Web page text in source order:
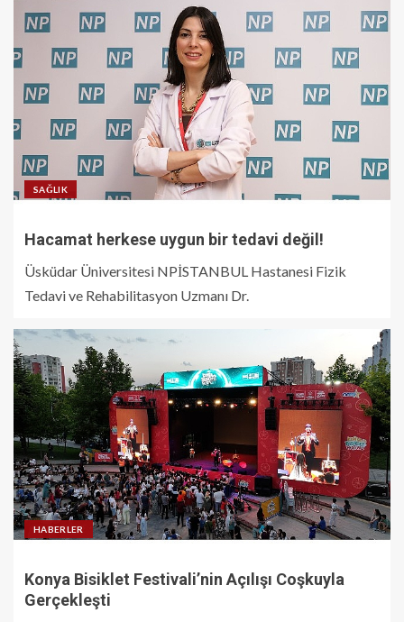
SAĞLIK
Hacamat herkese uygun bir tedavi değil!
Üsküdar Üniversitesi NPİSTANBUL Hastanesi Fizik
Tedavi ve Rehabilitasyon Uzmanı Dr.
HABERLER
Konya Bisiklet Festivali’nin Açılışı Coşkuyla
Gerçekleşti